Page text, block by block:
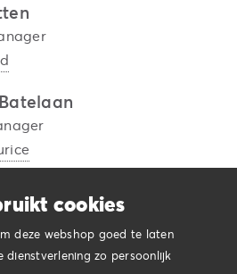
cookies
deze webshop goed te laten
dienstverlening zo persoonlijk